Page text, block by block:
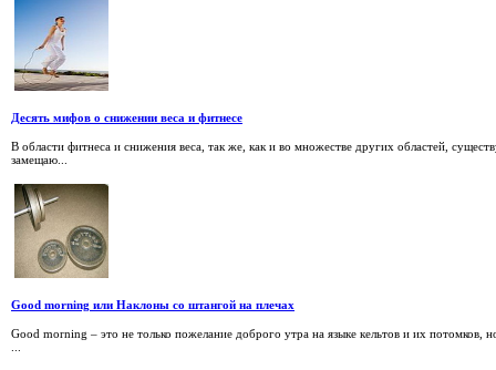
Десять мифов о снижении веса и фитнесе
В области фитнеса и снижения веса, так же, как и во множестве других областей,
замещаю...
Good morning или Наклоны со штангой на плечах
Good morning – это не только пожелание доброго утра на языке кельтов и их потомков,
...